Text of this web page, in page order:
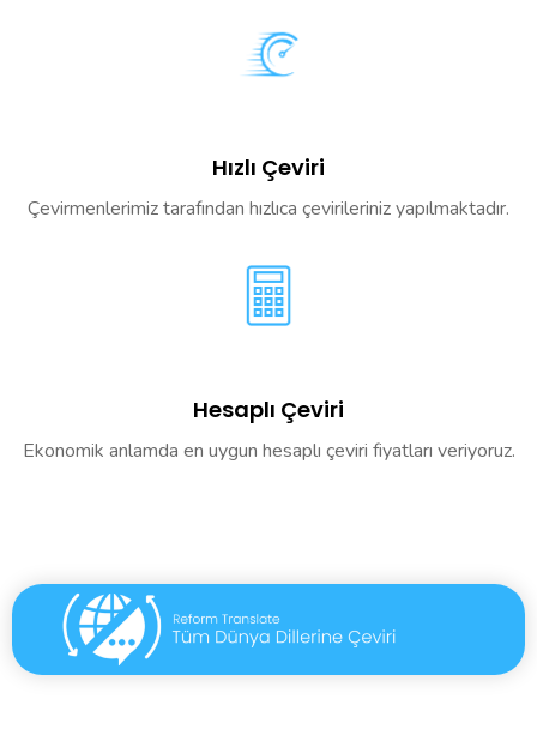
Hızlı Çeviri
Çevirmenlerimiz tarafından hızlıca çevirileriniz yapılmaktadır.
Hesaplı Çeviri
Ekonomik anlamda en uygun hesaplı çeviri fiyatları veriyoruz.